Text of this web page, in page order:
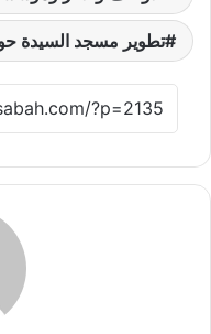
تطوير مسجد السيدة